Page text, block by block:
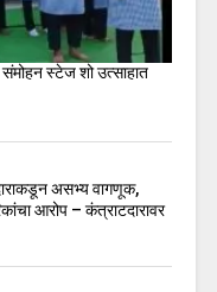
स्टेज शो उत्साहात
असभ्य वागणूक,
आरोप – कंत्राटदारावर